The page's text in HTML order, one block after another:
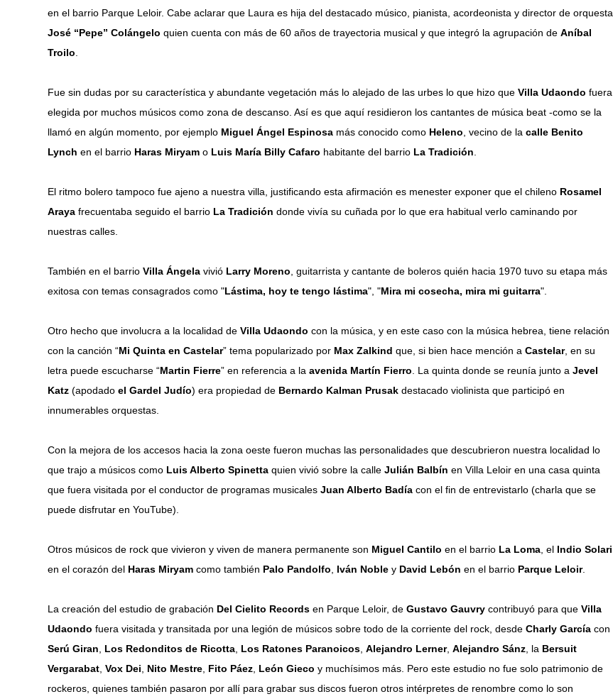
en el barrio Parque Leloir. Cabe aclarar que Laura es hija del destacado músico, pianista, acordeonista y director de orquesta
José “Pepe” Colángelo quien cuenta con más de 60 años de trayectoria musical y que integró la agrupación deAníbal
Troilo
Fue sin dudas por su característica y abundante vegetación más lo alejado de las urbes lo que hizo queVilla Udaondo fuera
elegida por muchos músicos como zona de descanso. Así es que aquí residieron los cantantes de música beat -como se la
llamó en algún momento, por ejemplo Miguel Ángel Espinosa más conocido como Heleno , vecino de lacalle Benito
Lynch en el barrio Haras Miryam o Luis María Billy Cafaro habitante del barrio La Tradición
El ritmo bolero tampoco fue ajeno a nuestra villa, justificando esta afirmación es menester exponer que el chileno Rosamel
Araya frecuentaba seguido el barrio La Tradición donde vivía su cuñada por lo que era habitual verlo caminando por
nuestras calles.
También en el barrioVilla Ángela vivió Larry Moreno , guitarrista y cantante de boleros quién hacia 1970 tuvo su etapa más
exitosa con temas consagrados como "Lástima, hoy te tengo lástima", "Mira mi cosecha, mira mi guitarra".
Otro hecho que involucra a la localidad deVilla Udaondo con la música, y en este caso con la música hebrea, tiene relación
con la canción “Mi Quinta en Castelar” tema popularizado por Max Zalkind que, si bien hace mención aCastelar, en su
letra puede escucharse “Martin Fierre” en referencia a laavenida Martín Fierro . La quinta donde se reunía junto aJevel
Katz (apodadoel Gardel Judío) era propiedad de Bernardo Kalman Prusak destacado violinista que participó en
innumerables orquestas.
Con la mejora de los accesos hacia la zona oeste fueron muchas las personalidades que descubrieron nuestra localidad lo
que trajo a músicos como Luis Alberto Spinetta quien vivió sobre la calleJulián Balbín en Villa Leloir en una casa quinta
que fuera visitada por el conductor de programas musicalesJuan Alberto Badía con el fin de entrevistarlo (charla que se
puede disfrutar en YouTube).
Otros músicos de rock que vivieron y viven de manera permanente son Miguel Cantilo en el barrio La Loma , el Indio Solari
en el corazón del Haras Miryam como también Palo Pandolfo Iván Noble y David Lebón en el barrio Parque Leloir.
La creación del estudio de grabación Del Cielito Records en Parque Leloir, deGustavo Gauvry contribuyó para queVilla
Udaondo fuera visitada y transitada por una legión de músicos sobre todo de la corriente del rock, desdeCharly García con
Serú Giran
Los Redonditos de Ricotta Los Ratones Paranoicos ,Alejandro Lerner,Alejandro Sánz , la Bersuit
Vergarabat ,Vox Dei Nito Mestre Fito Páez León Gieco y muchísimos más. Pero este estudio no fue solo patrimonio de
rockeros, quienes también pasaron por allí para grabar sus discos fueron otros intérpretes de renombre como lo son